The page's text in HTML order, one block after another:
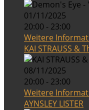
01/11/2025
20:00 - 23:00
Weitere
KAI STRAUSS &
08/11/2025
20:00 - 23:00
Weitere
AYNSLEY LISTER